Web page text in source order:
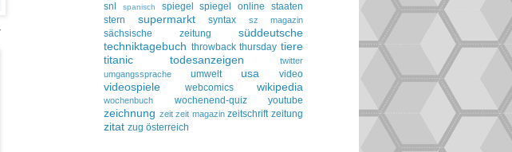
snl spanisch spiegel spiegel online
staaten
stern
supermarkt syntax sz magazin
sächsische zeitung
süddeutsche
techniktagebuch throwback thursday tiere
titanic
todesanzeigen
twitter
umgangssprache
umwelt usa video
videospiele webcomics wikipedia
wochenbuch wochenend-quiz youtube
zeichnung zeit zeit magazin zeitschrift zeitung
zitat zug österreich